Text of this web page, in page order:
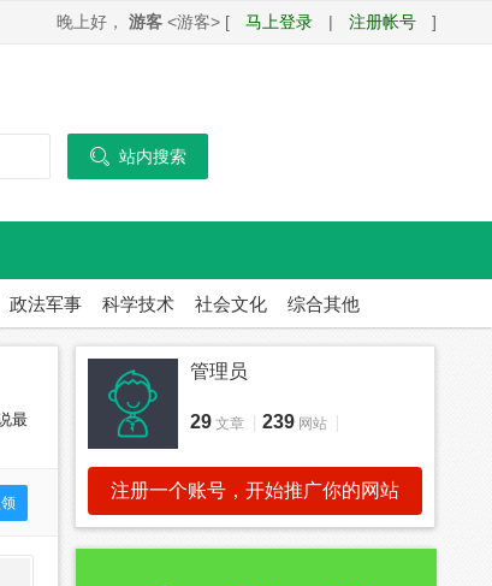
晚上好， 游客 <游客> [ 马上登录 | 注册帐号 ]
 站内搜索
政法军事 科学技术 社会文化 综合其他
最
管理员
29 文章 239 网站
注册一个账号，开始推广你的网站